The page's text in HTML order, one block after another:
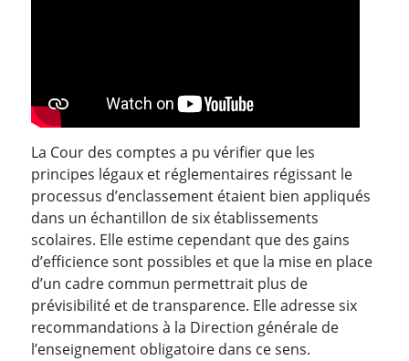
La Cour des comptes a pu vérifier que les
principes légaux et réglementaires régissant le
processus d’enclassement étaient bien appliqués
dans un échantillon de six établissements
scolaires. Elle estime cependant que des gains
d’efficience sont possibles et que la mise en place
d’un cadre commun permettrait plus de
prévisibilité et de transparence. Elle adresse six
recommandations à la Direction générale de
l’enseignement obligatoire dans ce sens.